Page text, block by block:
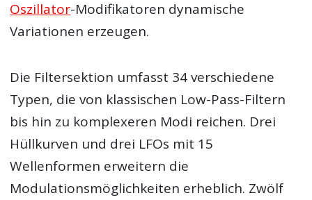
Oszillator-Modifikatoren dynamische
Variationen erzeugen.
Die Filtersektion umfasst 34 verschiedene
Typen, die von klassischen Low-Pass-Filtern
bis hin zu komplexeren Modi reichen. Drei
Hüllkurven und drei LFOs mit 15
Wellenformen erweitern die
Modulationsmöglichkeiten erheblich. Zwölf